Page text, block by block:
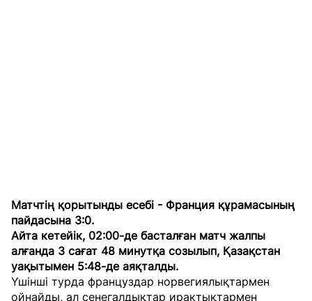
Матчтің қорытынды есебі - Франция құрамасының
пайдасына 3:0.
Айта кетейік, 02:00-де басталған матч жалпы
алғанда 3 сағат 48 минутқа созылып, Қазақстан
уақытымен 5:48-де аяқталды.
Үшінші турда француздар норвегиялықтармен
ойнайды, ал сенегалдықтар ирактықтармен